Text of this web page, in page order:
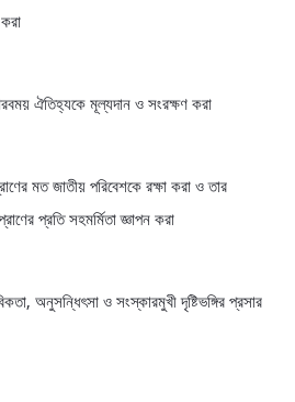
ঐতিহ্যকে মূল্যদান ও সংরক্ষণ করা
মত জাতীয় পরিবেশকে রক্ষা করা ও তার
প্রতি সহমর্মিতা জ্ঞাপন করা
অনুসন্ধিৎসা ও সংস্কারমুখী দৃষ্টিভঙ্গির প্রসার